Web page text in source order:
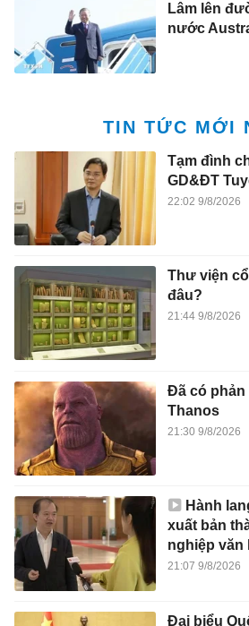
Lâm lên
nước
TIN TỨC MỚI
Tạm đình
GD&ĐT
22:02 9/8/2026
Thư viện
đâu?
21:44 9/8/2026
Đã có phản
Thanos
21:30 9/8/2026
Hành
xuất bản
nghiệp văn
21:07 9/8/2026
Đại biểu